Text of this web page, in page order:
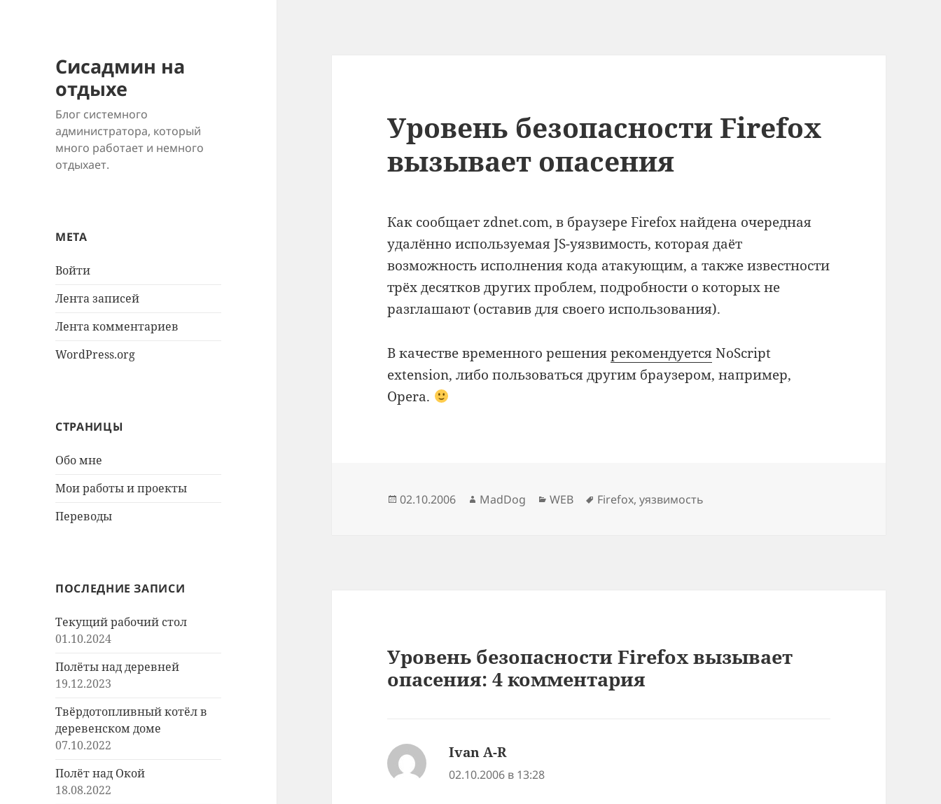
Сисадмин на
отдыхе
Блог системного
администратора, который
много работает и немного
отдыхает.
МЕТА
Войти
Лента записей
Лента комментариев
WordPress.org
СТРАНИЦЫ
Обо мне
Мои работы и проекты
Переводы
ПОСЛЕДНИЕ ЗАПИСИ
Текущий рабочий стол
01.10.2024
Полёты над деревней
19.12.2023
Твёрдотопливный котёл в
деревенском доме
07.10.2022
Полёт над Окой
18.08.2022
Уровень безопасности Firefox
вызывает опасения
Как сообщает zdnet.com, в браузере Firefox найдена очередная
удалённо используемая JS-уязвимость, которая даёт
возможность исполнения кода атакующим, а также известности
трёх десятков других проблем, подробности о которых не
разглашают (оставив для своего использования).
В качестве временного решениярекомендуетсяNoScript
extension, либо пользоваться другим браузером, например,
Opera.
Опубликовано
02.10.2006 Автор
MadDog Рубрики
WEB Метки
Firefox,уязвимость
Уровень безопасности Firefox вызывает
опасения: 4 комментария
Ivan A-R:
02.10.2006 в 13:28